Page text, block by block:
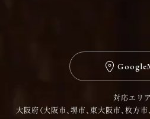
対応エリア
大阪府（大阪市、堺市、東大阪市、枚方